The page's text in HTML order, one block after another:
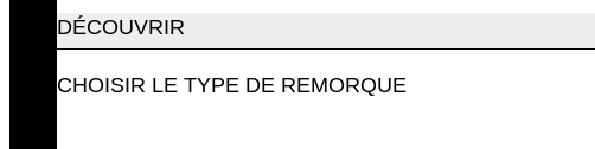
DÉCOUVRIR
CHOISIR LE TYPE DE REMORQUE